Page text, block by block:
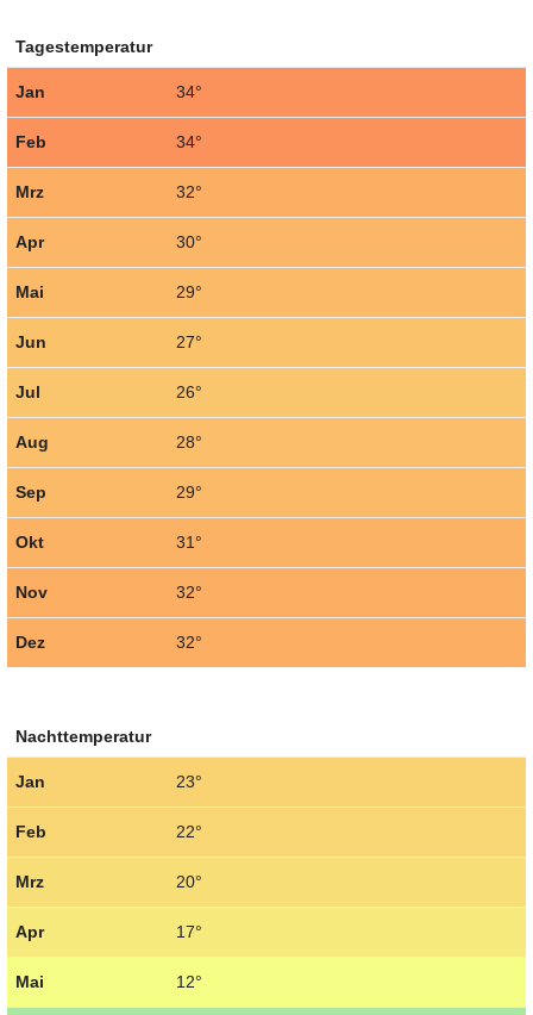
Tagestemperatur
Jan 34°
Feb 34°
Mrz 32°
Apr 30°
Mai 29°
Jun 27°
Jul 26°
Aug 28°
Sep 29°
Okt 31°
Nov 32°
Dez 32°
Nachttemperatur
Jan 23°
Feb 22°
Mrz 20°
Apr 17°
Mai 12°